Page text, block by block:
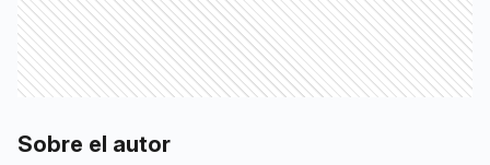
Sobre el autor